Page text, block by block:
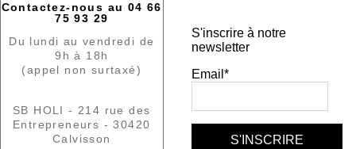
Contactez-nous au 04 66
75 93 29
Du lundi au vendredi de
9h à 18h
(appel non surtaxé)
SB HOLI - 214 rue des
Entrepreneurs - 30420
Calvisson
S'inscrire à notre
newsletter
Email*